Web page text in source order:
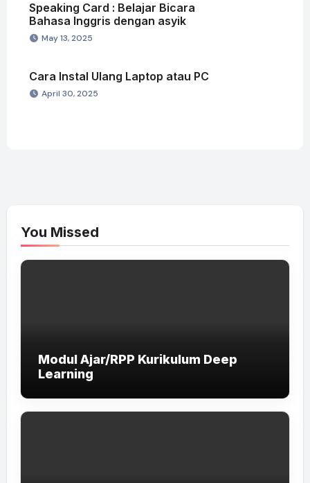
Speaking Card : Belajar Bicara
Bahasa Inggris dengan asyik
May 13, 2025
Cara Instal Ulang Laptop atau PC
April 30, 2025
You Missed
Modul Ajar/RPP Kurikulum Deep
Learning